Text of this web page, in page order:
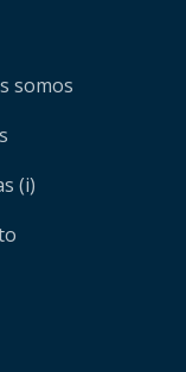
somos
(i)